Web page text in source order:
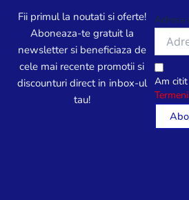
Fii primul la noutati si oferte!
Aboneaza-te gratuit la
newsletter si beneficiaza de
cele mai recente promotii si
discounturi direct in inbox-ul
tau!
Adresa
Am